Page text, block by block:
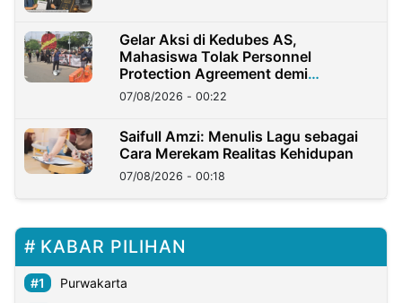
Gelar Aksi di Kedubes AS,
Mahasiswa Tolak Personnel
Protection Agreement demi
Kedaulatan Negara
07/08/2026 - 00:22
Saifull Amzi: Menulis Lagu sebagai
Cara Merekam Realitas Kehidupan
07/08/2026 - 00:18
KABAR PILIHAN
Purwakarta